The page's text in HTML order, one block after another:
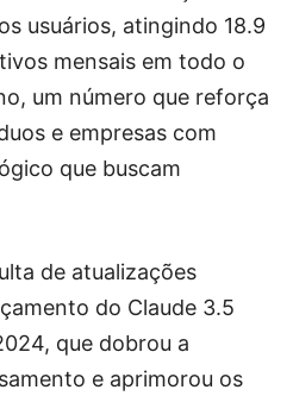
usuários, atingindo 18.9
mensais em todo o
um número que reforça
e empresas com
que buscam
de atualizações
do Claude 3.5
que dobrou a
e aprimorou os